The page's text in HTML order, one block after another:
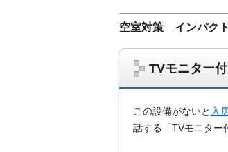
空室対策 インパク
TVモニター
この設備がないと 入
話する「TVモニター